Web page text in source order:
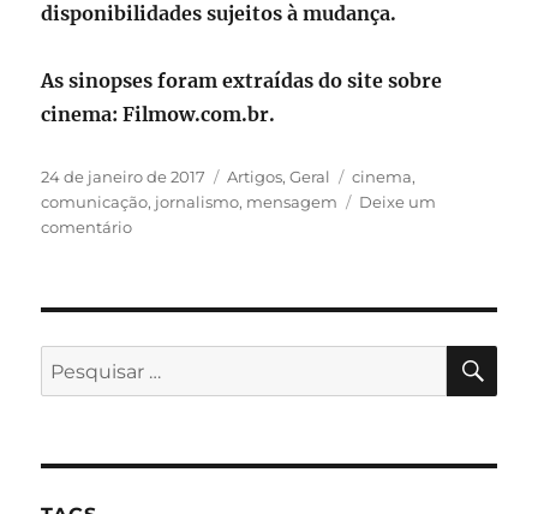
disponibilidades sujeitos à mudança.
As sinopses foram extraídas do site sobre
cinema: Filmow.com.br.
Publicado
em
24 de janeiro de 2017 Categorias
Artigos,Geral Tags
cinema,
comunicação, jornalismo, mensagem
Deixe um
comentárioem
10
filmes
para
Pesquisar
por: